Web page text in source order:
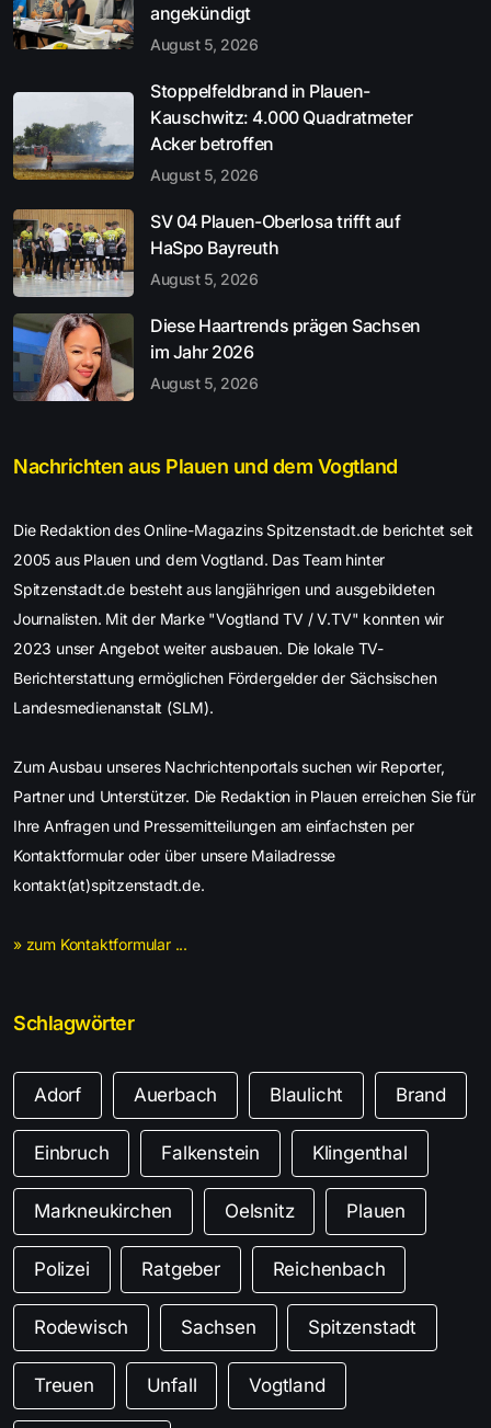
angekündigt
August 5, 2026
Stoppelfeldbrand in Plauen-
Kauschwitz: 4.000 Quadratmeter
Acker betroffen
August 5, 2026
SV 04 Plauen-Oberlosa trifft auf
HaSpo Bayreuth
August 5, 2026
Diese Haartrends prägen Sachsen
im Jahr 2026
August 5, 2026
Nachrichten aus Plauen und dem Vogtland
Die Redaktion des Online-Magazins Spitzenstadt.de berichtet seit
2005 aus Plauen und dem Vogtland. Das Team hinter
Spitzenstadt.de besteht aus langjährigen und ausgebildeten
Journalisten. Mit der Marke "Vogtland TV / V.TV" konnten wir
2023 unser Angebot weiter ausbauen. Die lokale TV-
Berichterstattung ermöglichen Fördergelder der Sächsischen
Landesmedienanstalt (SLM).
Zum Ausbau unseres Nachrichtenportals suchen wir Reporter,
Partner und Unterstützer. Die Redaktion in Plauen erreichen Sie für
Ihre Anfragen und Pressemitteilungen am einfachsten per
Kontaktformular oder über unsere Mailadresse
kontakt(at)spitzenstadt.de.
» zum Kontaktformular ...
Schlagwörter
Adorf Auerbach Blaulicht Brand
Einbruch Falkenstein Klingenthal
Markneukirchen Oelsnitz Plauen
Polizei Ratgeber Reichenbach
Rodewisch Sachsen Spitzenstadt
Treuen Unfall Vogtland